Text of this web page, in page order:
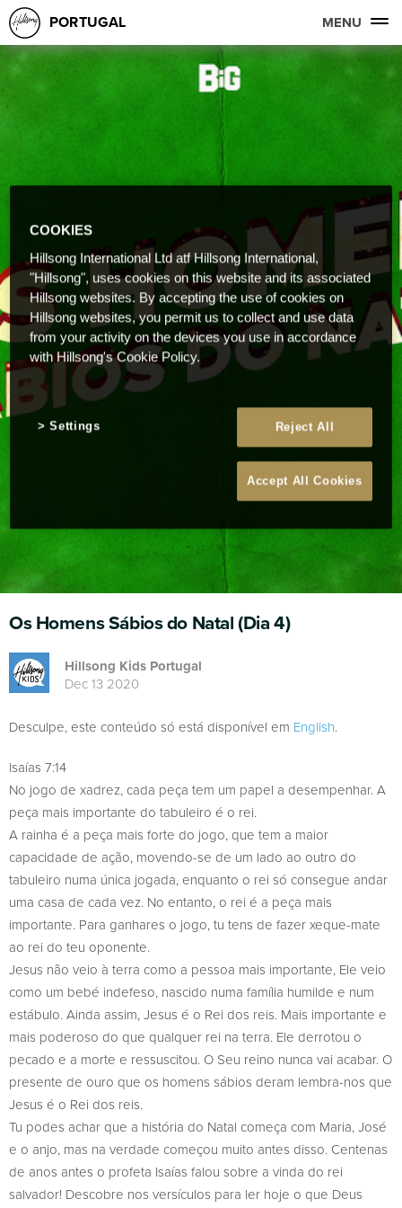
PORTUGAL MENU
Os Homens Sábios do Natal (Dia 4)
Hillsong Kids Portugal
Dec 13 2020
Desculpe, este conteúdo só está disponível em English.
Isaías 7:14
No jogo de xadrez, cada peça tem um papel a desempenhar. A
peça mais importante do tabuleiro é o rei.
A rainha é a peça mais forte do jogo, que tem a maior
capacidade de ação, movendo-se de um lado ao outro do
tabuleiro numa única jogada, enquanto o rei só consegue andar
uma casa de cada vez. No entanto, o rei é a peça mais
importante. Para ganhares o jogo, tu tens de fazer xeque-mate
ao rei do teu oponente.
Jesus não veio à terra como a pessoa mais importante, Ele veio
como um bebé indefeso, nascido numa família humilde e num
estábulo. Ainda assim, Jesus é o Rei dos reis. Mais importante e
mais poderoso do que qualquer rei na terra. Ele derrotou o
pecado e a morte e ressuscitou. O Seu reino nunca vai acabar. O
presente de ouro que os homens sábios deram lembra-nos que
Jesus é o Rei dos reis.
Tu podes achar que a história do Natal começa com Maria, José
e o anjo, mas na verdade começou muito antes disso. Centenas
de anos antes o profeta Isaías falou sobre a vinda do rei
salvador! Descobre nos versículos para ler hoje o que Deus
COOKIES
Hillsong International Ltd atf Hillsong International,
"Hillsong", uses cookies on this website and its associated
Hillsong websites. By accepting the use of cookies on
Hillsong websites, you permit us to collect and use data
from your activity on the devices you use in accordance
with Hillsong's Cookie Policy.
Reject All
Accept All Cookies
Settings